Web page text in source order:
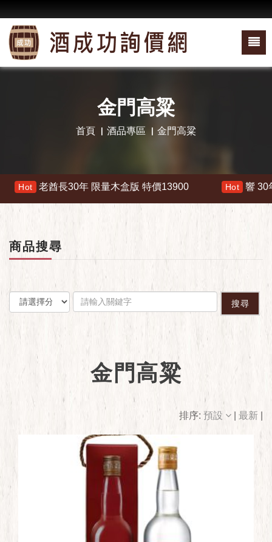
金門高粱
首頁 酒品專區 金門高粱
長30年 限量木盒版 特價13900 Hot 響 30年 特價
商品搜尋
搜尋
金門高粱
排序: 預設 最新